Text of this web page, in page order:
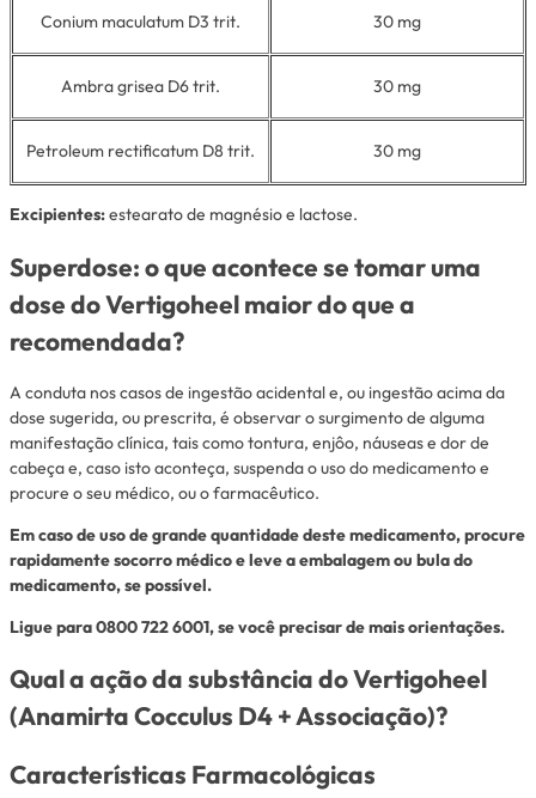
Conium maculatum D3 trit. 30 mg
Ambra grisea D6 trit. 30 mg
Petroleum rectificatum D8 trit. 30 mg
Excipientes:estearato de magnésio e lactose.
Superdose: o que acontece se tomar uma
dose do Vertigoheel maior do que a
recomendada?
A conduta nos casos de ingestão acidental e, ou ingestão acima da
dose sugerida, ou prescrita, é observar o surgimento de alguma
manifestação clínica, tais como tontura, enjôo, náuseas e dor de
cabeça e, caso isto aconteça, suspenda o uso do medicamento e
procure o seu médico, ou o farmacêutico.
Em caso de uso de grande quantidade deste medicamento, procure
rapidamente socorro médico e leve a embalagem ou bula do
medicamento, se possível.
Ligue para 0800 722 6001, se você precisar de mais orientações.
Qual a ação da substância do Vertigoheel
(Anamirta Cocculus D4 + Associação)?
Características Farmacológicas